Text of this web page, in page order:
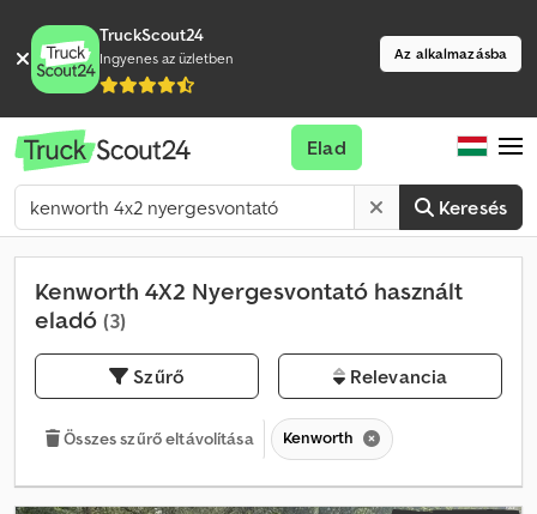
TruckScout24
Ingyenes az üzletben Az alkalmazásba
Keresés
Elad
Kenworth 4X2 Nyergesvontató használt
eladó (3)
Szűrő Relevancia
Összes szűrő eltávolítása Kenworth